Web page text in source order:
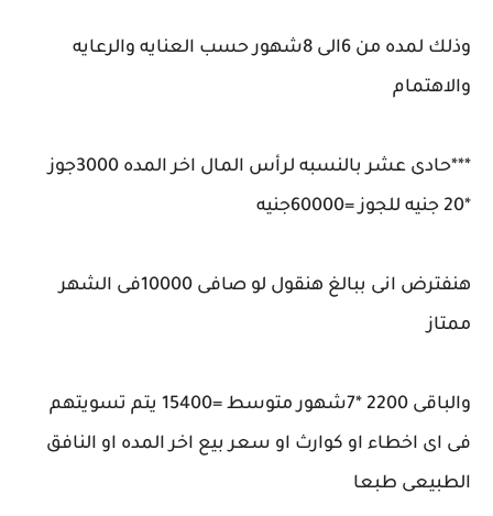
وذلك لمده من 6الى 8شهور حسب العنايه والرعايه
والاهتمام
***حادى عشر بالنسبه لرأس المال اخر المده 3000جوز
*20 جنيه للجوز =60000جنيه
هنفترض انى ببالغ هنقول لو صافى 10000فى الشهر
ممتاز
والباقى 2200 *7شهور متوسط =15400 يتم تسويتهم
فى اى اخطاء او كوارث او سعر بيع اخر المده او النافق
الطبيعى طبعا